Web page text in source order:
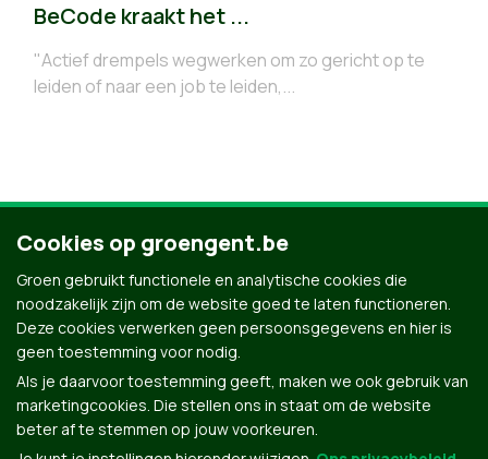
BeCode kraakt het ...
"Actief drempels wegwerken om zo gericht op te
leiden of naar een job te leiden,...
4 5 6 7
Cookies op groengent.be
Groen gebruikt functionele en analytische cookies die
noodzakelijk zijn om de website goed te laten functioneren.
Deze cookies verwerken geen persoonsgegevens en hier is
geen toestemming voor nodig.
Als je daarvoor toestemming geeft, maken we ook gebruik van
marketingcookies. Die stellen ons in staat om de website
beter af te stemmen op jouw voorkeuren.